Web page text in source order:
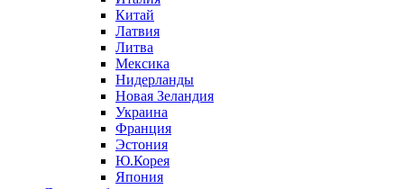
Китай
Латвия
Литва
Мексика
Нидерланды
Новая Зеландия
Украина
Франция
Эстония
Ю.Корея
Япония